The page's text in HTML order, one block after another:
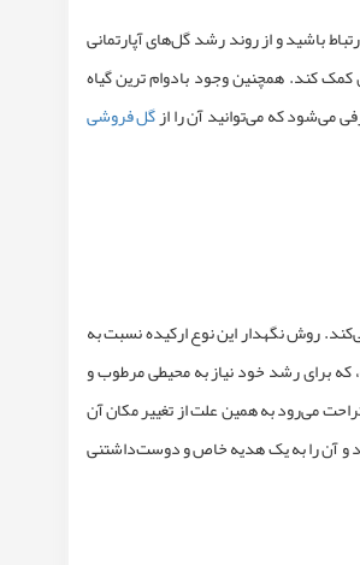
باشید و از روند رشدگل‌های آپارتمانی
کمک کند. همچنین وجودبادوام ترین گیاه
می‌شود که می‌توانید آن را ازگل فروشی
روش نگهدار این نوع ارکیده نسبت به
که برای رشد خود نیاز به محیطی مرطوب و
می‌کند و پس از آن به دوره استراحت می‌رود به همین علت از تغییر مکان آن
و آن را به یک هدیه خاص و دوست‌داشتنی